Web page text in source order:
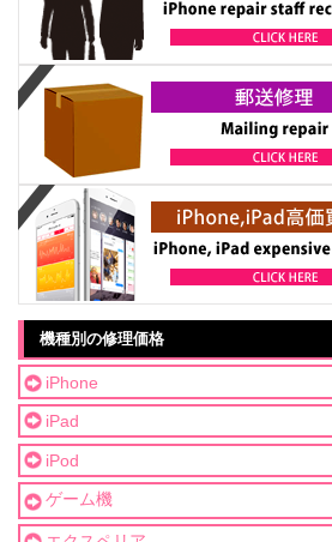
機種別の修理価格
iPhone
iPad
iPod
ゲーム機